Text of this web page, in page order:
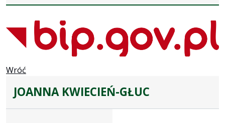
Wróć
JOANNA KWIECIEŃ-GŁUC